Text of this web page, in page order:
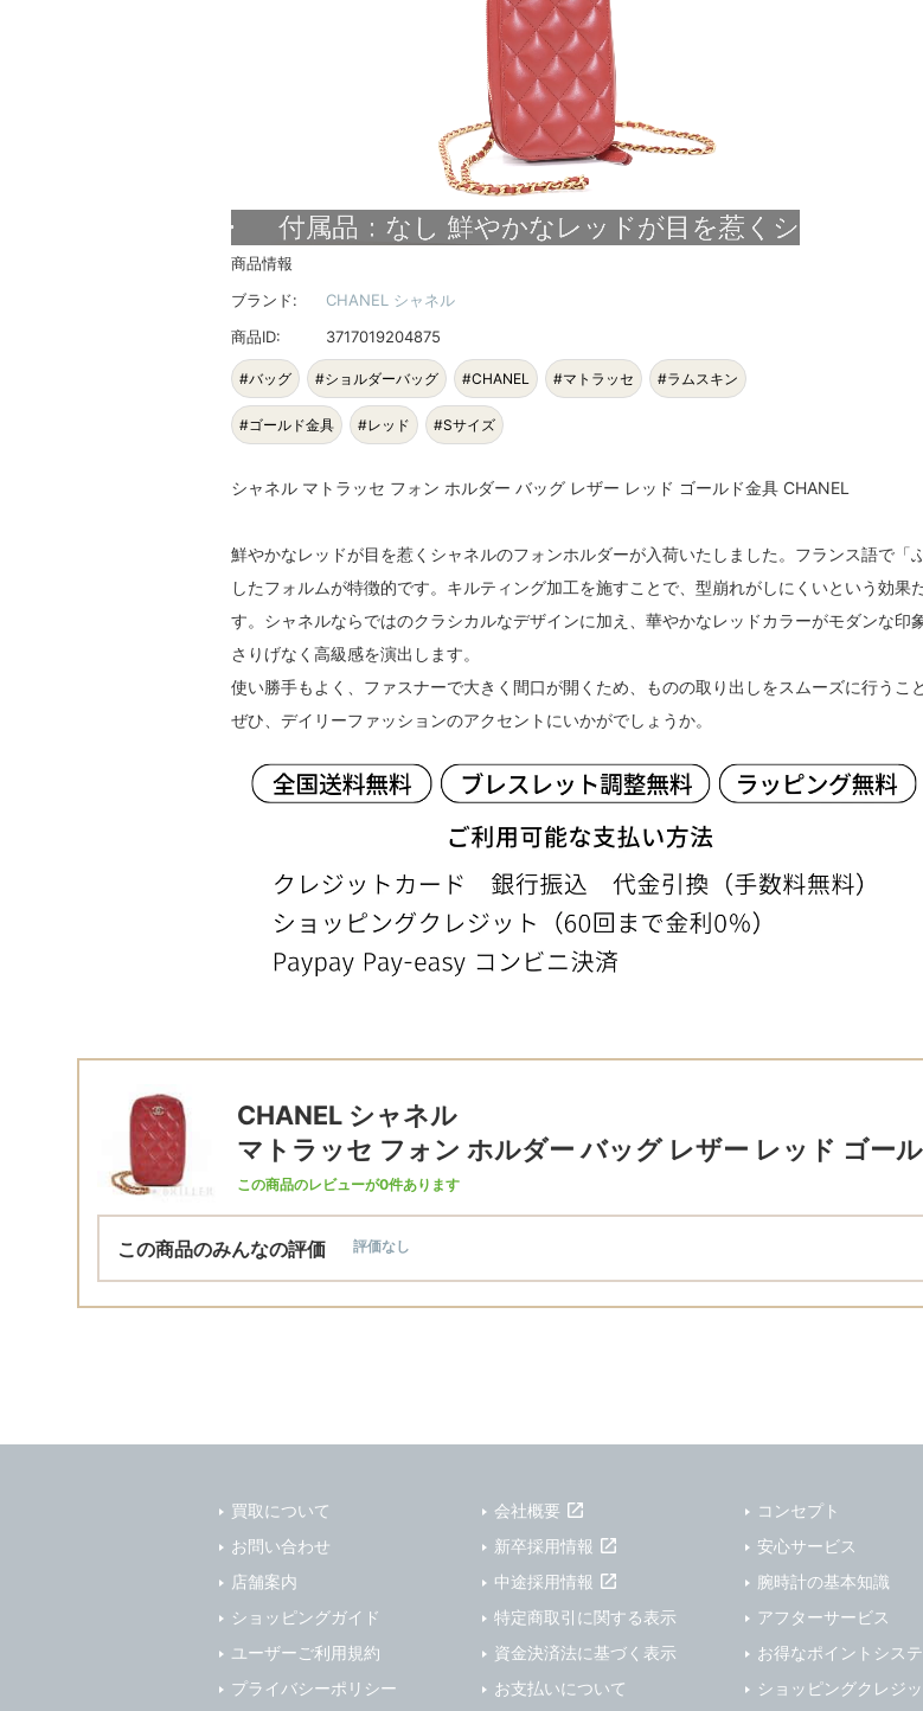
商品情報
ブランド:
CHANEL シャネル
商品ID:
3717019204875
#バッグ #ショルダーバッグ #CHANEL #マトラッセ #ラムスキン
#ゴールド金具 #レッド #Sサイズ
シャネル マトラッセ フォン ホルダー バッグ レザー レッド ゴールド金具 CHANEL
鮮やかなレッドが目を惹くシャネルのフォンホルダーが入荷いたしました。フランス語で
したフォルムが特徴的です。キルティング加工を施すことで、型崩れがしにくいという効
す。シャネルならではのクラシカルなデザインに加え、華やかなレッドカラーがモダンな印
さりげなく高級感を演出します。
使い勝手もよく、ファスナーで大きく間口が開くため、ものの取り出しをスムーズに行うこ
ぜひ、デイリーファッションのアクセントにいかがでしょうか。
CHANEL シャネル
マトラッセ フォン ホルダー バッグ レザー レッド ゴー
この商品のレビューが0件あります
この商品のみんなの評価 評価なし
買取について
お問い合わせ
店舗案内
ショッピングガイド
ユーザーご利用規約
プライバシーポリシー
会社概要
新卒採用情報
中途採用情報
特定商取引に関する表示
資金決済法に基づく表示
お支払いについて
コンセプト
安心サービス
腕時計の基本知識
アフターサービス
お得なポイントシス
ショッピングクレジ